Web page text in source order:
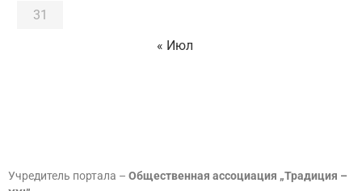
31
« Июл
Учредитель портала – Общественная ассоциация „Традиция –